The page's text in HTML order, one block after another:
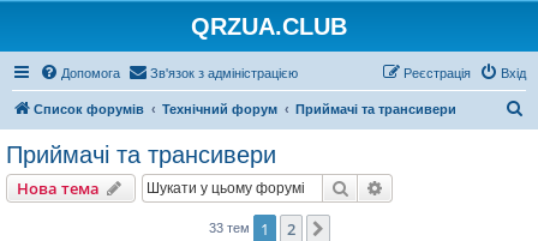
QRZUA.CLUB
Допомога Зв'язок з адміністрацією Вхід
Реєстрація
Список форумів Технічний форум Приймачі та трансивери
Приймачі та трансивери
Нова тема Пошук
33 тем 1 2